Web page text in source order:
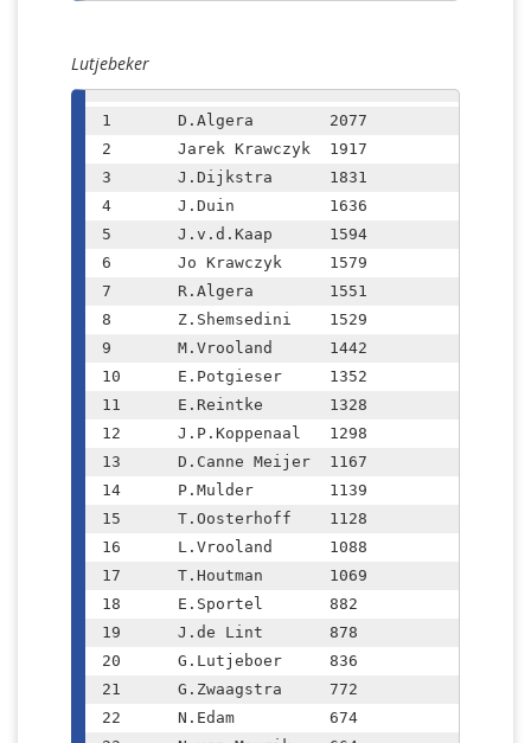
Lutjebeker
1	D.Algera  	2077
2	Jarek Krawczyk  1917
3	J.Dijkstra	1831
4	J.Duin		1636
5	J.v.d.Kaap  	1594
6	Jo Krawczyk	1579
7	R.Algera	1551
8	Z.Shemsedini  	1529
9	M.Vrooland	1442
10	E.Potgieser  	1352
11	E.Reintke	1328
12	J.P.Koppenaal	1298
13	D.Canne Meijer  1167
14	P.Mulder	1139
15	T.Oosterhoff  	1128
16	L.Vrooland  	1088
17	T.Houtman	1069
18	E.Sportel	882
19	J.de Lint	878
20	G.Lutjeboer  	836
21	G.Zwaagstra	772
22	N.Edam		674